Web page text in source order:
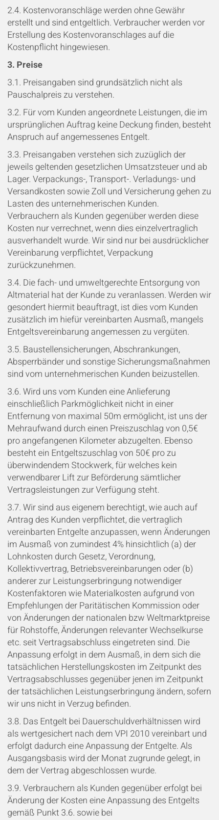
2.4. Kostenvoranschläge werden ohne Gewähr
erstellt und sind entgeltlich. Verbraucher werden vor
Erstellung des Kostenvoranschlages auf die
Kostenpflicht hingewiesen.
3. Preise
3.1. Preisangaben sind grundsätzlich nicht als
Pauschalpreis zu verstehen.
3.2. Für vom Kunden angeordnete Leistungen, die im
ursprünglichen Auftrag keine Deckung finden, besteht
Anspruch auf angemessenes Entgelt.
3.3. Preisangaben verstehen sich zuzüglich der
jeweils geltenden gesetzlichen Umsatzsteuer und ab
Lager. Verpackungs-, Transport-. Verladungs- und
Versandkosten sowie Zoll und Versicherung gehen zu
Lasten des unternehmerischen Kunden.
Verbrauchern als Kunden gegenüber werden diese
Kosten nur verrechnet, wenn dies einzelvertraglich
ausverhandelt wurde.Wir sind nur bei ausdrücklicher
Vereinbarung verpflichtet, Verpackung
zurückzunehmen.
3.4. Die fach- und umweltgerechte Entsorgung von
Altmaterial hat der Kunde zu veranlassen. Werden wir
gesondert hiermit beauftragt, ist dies vom Kunden
zusätzlich im hiefür vereinbarten Ausmaß, mangels
Entgeltsvereinbarung angemessen zu vergüten.
3.5. Baustellensicherungen, Abschrankungen,
Absperrbänder und sonstige Sicherungsmaßnahmen
sind vom unternehmerischen Kunden beizustellen.
3.6. Wird uns vom Kunden eine Anlieferung
einschließlich Parkmöglichkeit nicht in einer
Entfernung von maximal 50m ermöglicht, ist uns der
Mehraufwand durch einen Preiszuschlag von 0,5€
pro angefangenen Kilometer abzugelten. Ebenso
besteht ein Entgeltszuschlag von 50€ pro zu
überwindendem Stockwerk, für welches kein
verwendbarer Lift zur Beförderung sämtlicher
Vertragsleistungen zur Verfügung steht.
3.7. Wir sind aus eigenem berechtigt, wie auch auf
Antrag des Kunden verpflichtet, die vertraglich
vereinbarten Entgelte anzupassen, wenn Änderungen
im Ausmaß von zumindest 4% hinsichtlich (a) der
Lohnkosten durch Gesetz, Verordnung,
Kollektivvertrag, Betriebsvereinbarungen oder (b)
anderer zur Leistungserbringung notwendiger
Kostenfaktoren wie Materialkosten aufgrund von
Empfehlungen der Paritätischen Kommission oder
von Änderungen der nationalen bzw Weltmarktpreise
für Rohstoffe, Änderungen relevanter Wechselkurse
etc. seit Vertragsabschluss eingetreten sind. Die
Anpassung erfolgt in dem Ausmaß, in dem sich die
tatsächlichen Herstellungskosten im Zeitpunkt des
Vertragsabschlusses gegenüber jenen im Zeitpunkt
der tatsächlichen Leistungserbringung ändern, sofern
wir uns nicht in Verzug befinden.
3.8. Das Entgelt bei Dauerschuldverhältnissen wird
als wertgesichert nach dem VPI 2010 vereinbart und
erfolgt dadurch eine Anpassung der Entgelte. Als
Ausgangsbasis wird der Monat zugrunde gelegt, in
dem der Vertrag abgeschlossen wurde.
3.9. Verbrauchern als Kunden gegenüber erfolgt bei
Änderung der Kosten eine Anpassung des Entgelts
gemäß Punkt 3.6. sowie bei